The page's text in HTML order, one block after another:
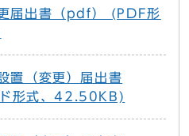
届出書（pdf） (PDF形
置（変更）届出書
形式、42.50KB)